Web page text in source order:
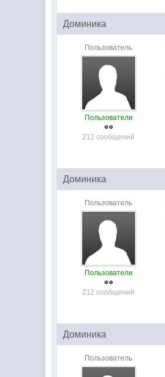
Доминика
Пользователь
Пользователи
212 сообщений
Доминика
Пользователь
Пользователи
212 сообщений
Доминика
Пользователь